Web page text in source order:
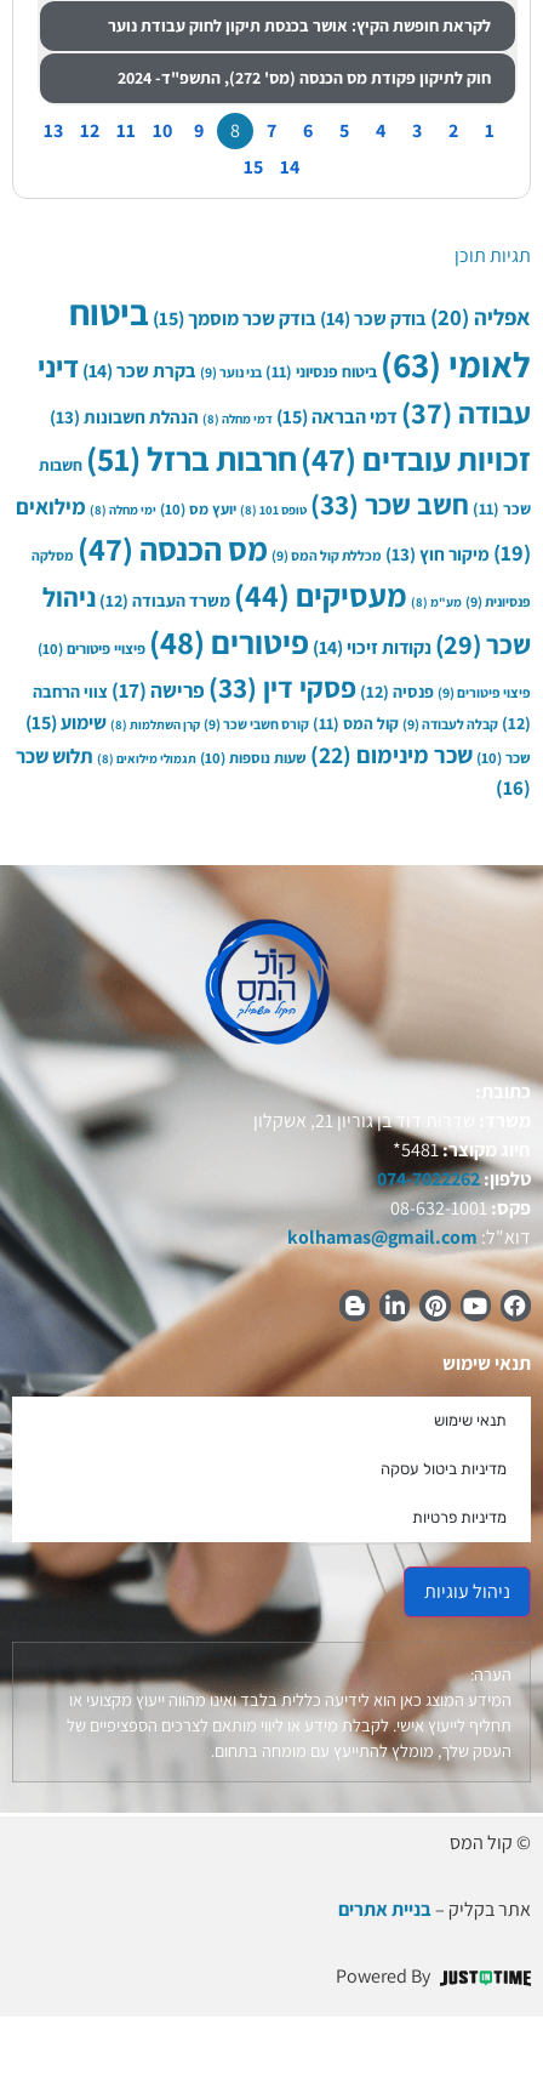
לקראת חופשת הקיץ: אושר בכנסת תיקון לחוק עבודת נוער
חוק לתיקון פקודת מס הכנסה (מס' 272), התשפ"ד- 2024
8
10
11
12
13
14
15
תגיות תוכן
אפליה(20) בודק שכר(14) בודק שכר מוסמך(15)
ביטוח
לאומי(63) ביטוח פנסיוני(11) בני נוער(9) בקרת שכר(14)
דיני
עבודה(37) דמי הבראה(15) דמי מחלה(8) הנהלת חשבונות(13)
זכויות עובדים(47) חרבות ברזל(51)
חשבות
שכר(11) חשב שכר(33) טופס 101 (8) יועץ מס(10) ימי מחלה(8)
מילואים
מיקור חוץ(13) מכללת קול המס(9) מס הכנסה(47) מסלקה
פנסיונית(9) מע"מ(8) מעסיקים(44) משרד העבודה(12)
ניהול
שכר(29) נקודות זיכוי(14) פיטורים(48) פיצויי פיטורים(10)
פיצוי פיטורים(9) פנסיה(12) פסקי דין(33) פרישה(17)
צווי הרחבה
קבלה לעבודה(9) קול המס(11) קורס חשבי שכר(9) קרן השתלמות(8) שימוע(15)
שכר(10) שכר מינימום(22) שעות נוספות(10) תגמולי מילואים(8)
תלוש שכר
כתובת:
משרד:
שדרות דוד בן גוריון 21, אשקלון
חיוג מקוצר:5481*
טלפון:074-7022262
פקס:08-632-1001
דוא"ל:kolhamas@gmail.com
תנאי שימוש
תנאי שימוש
מדיניות ביטול עסקה
מדיניות פרטיות
ניהול עוגיות
הערה:
המידע המוצג כאן הוא לידיעה כללית בלבד ואינו מהווה ייעוץ מקצועי או
תחליף לייעוץ אישי. לקבלת מידע או ליווי מותאם לצרכים הספציפיים של
העסק שלך, מומלץ להתייעץ עם מומחה בתחום.
© קול המס
אתר בקליק – בניית אתרים
Powered By